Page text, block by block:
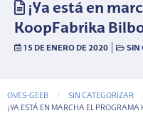
¡Ya está en
KoopFabrika
15 DE ENERO DE 2020 SIN
OVES-GEEB
SIN CATEGORIZAR
CURRENT-PAGE
¡YA ESTÁ EN MARCHA EL PROGRAMA